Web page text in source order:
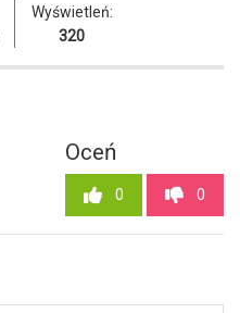
Wyświetleń:
320
Oceń
0 0